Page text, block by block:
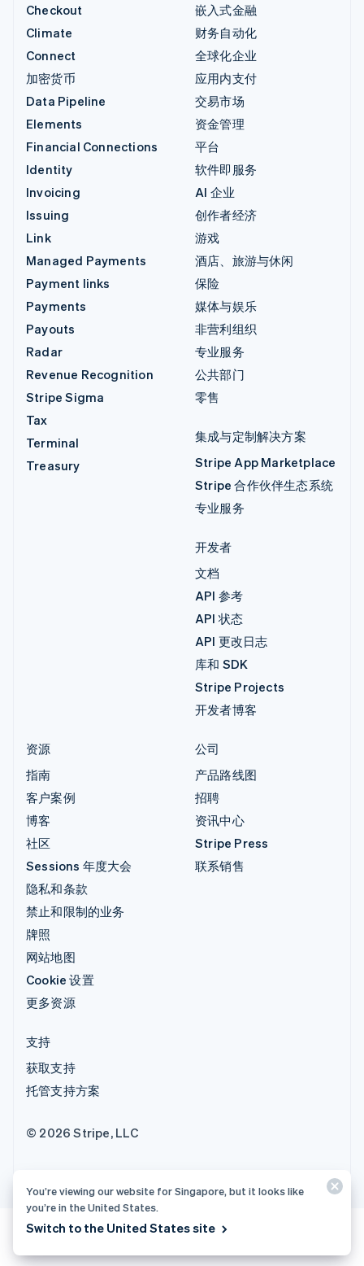
Checkout
Climate
Connect
加密货币
Data Pipeline
Elements
Financial Connections
Identity
Invoicing
Issuing
Link
Managed Payments
Payment links
Payments
Payouts
Radar
Revenue Recognition
Stripe Sigma
Tax
Terminal
Treasury
嵌入式金融
财务自动化
全球化企业
应用内支付
交易市场
资金管理
平台
软件即服务
AI 企业
创作者经济
游戏
酒店、旅游与休闲
保险
媒体与娱乐
非营利组织
专业服务
公共部门
零售
集成与定制解决方案
Stripe App Marketplace
Stripe 合作伙伴生态系统
专业服务
开发者
文档
API 参考
API 状态
API 更改日志
库和 SDK
Stripe Projects
开发者博客
资源
指南
客户案例
博客
社区
Sessions 年度大会
隐私和条款
禁止和限制的业务
牌照
网站地图
Cookie 设置
更多资源
公司
产品路线图
招聘
资讯中心
Stripe Press
联系销售
支持
获取支持
托管支持方案
© 2026 Stripe, LLC
You’re viewing our website for Singapore, but it looks like
you’re in the United States.
Switch to the United States site